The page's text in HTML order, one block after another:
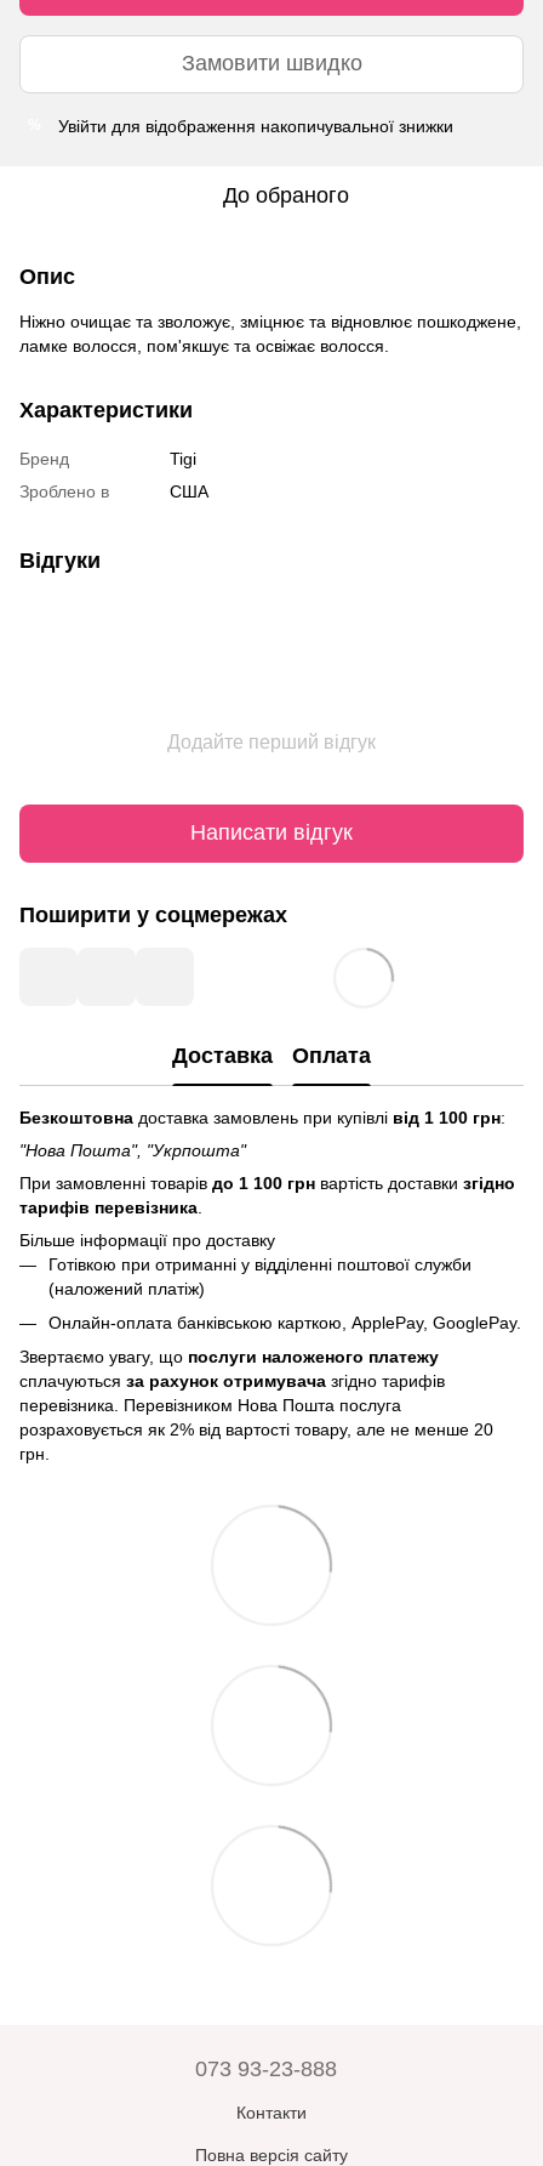
Замовити швидко
Увійти для відображення накопичувальної знижки
До обраного
Опис
Ніжно очищає та зволожує, зміцнює та відновлює пошкоджене,
ламке волосся, пом'якшує та освіжає волосся.
Характеристики
Бренд
Tigi
Зроблено в
США
Відгуки
Додайте перший відгук
Написати відгук
Поширити у соцмережах
Доставка Оплата
Безкоштовна доставка замовлень при купівлі від 1 100 грн:
"Нова Пошта", "Укрпошта"
При замовленні товарів до 1 100 грн вартість доставки згідно
тарифів перевізника
Більше інформації про доставку
Готівкою при отриманні у відділенні поштової служби
(наложений платіж)
Онлайн-оплата банківською карткою, ApplePay, GooglePay.
Звертаємо увагу, що послуги наложеного платежу
сплачуються за рахунок отримувача згідно тарифів
перевізника. Перевізником Нова Пошта послуга
розраховується як 2% від вартості товару, але не менше 20
грн.
073 93-23-888
Контакти
Повна версія сайту